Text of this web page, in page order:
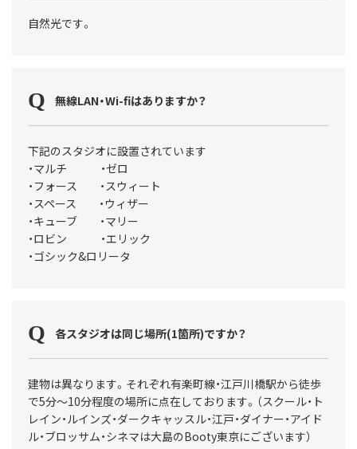
自然光です。
無線LAN・Wi-fiはありますか？
下記のスタジオに設置されています
・マルチ ・ゼロ
・フォース ・スウィート
・スペース ・ウィザー
・キューブ ・マリー
・ロビン ・エリック
・ゴシック&ロリータ
各スタジオは同じ場所(1箇所)ですか？
建物は異なります。それぞれ有楽町線・江戸川橋駅から徒歩
で5分～10分程度の場所に点在しております。（スクール・ト
レイン・ルインズ・ダークキャッスル・江戸・ダイナー・アイド
ル・ブロッサム・シネマは大島のBooty東京にございます）